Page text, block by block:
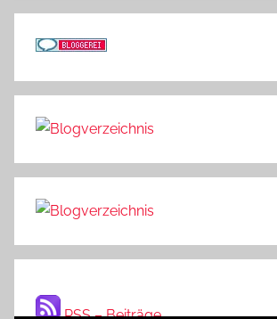
RSS – Beiträge